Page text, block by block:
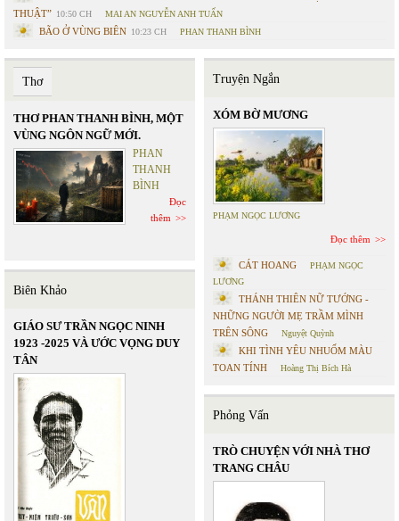
THUẬT” 10:50 CH MAI AN NGUYỄN ANH TUẤN
BÃO Ở VÙNG BIÊN 10:23 CH PHAN THANH BÌNH
Thơ
THƠ PHAN THANH BÌNH, MỘT
VÙNG NGÔN NGỮ MỚI.
PHAN
THANH
BÌNH
Đọc
thêm
Biên Khảo
GIÁO SƯ TRẦN NGỌC NINH
1923 -2025 VÀ ƯỚC VỌNG DUY
TÂN
Truyện Ngắn
XÓM BỜ MƯƠNG
PHẠM NGỌC LƯƠNG
Đọc thêm
CÁT HOANG
PHẠM NGỌC
LƯƠNG
THÁNH THIÊN NỮ TƯỚNG -
NHỮNG NGƯỜI MẸ TRẦM MÌNH
TRÊN SÔNG
Nguyệt Quỳnh
KHI TÌNH YÊU NHUỐM MÀU
TOAN TÍNH
Hoàng Thị Bích Hà
Phỏng Vấn
TRÒ CHUYỆN VỚI NHÀ THƠ
TRANG CHÂU